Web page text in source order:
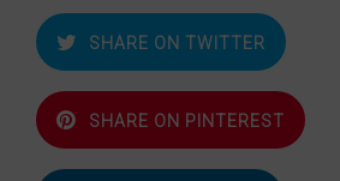
SHARE ON TWITTER
SHARE ON PINTEREST